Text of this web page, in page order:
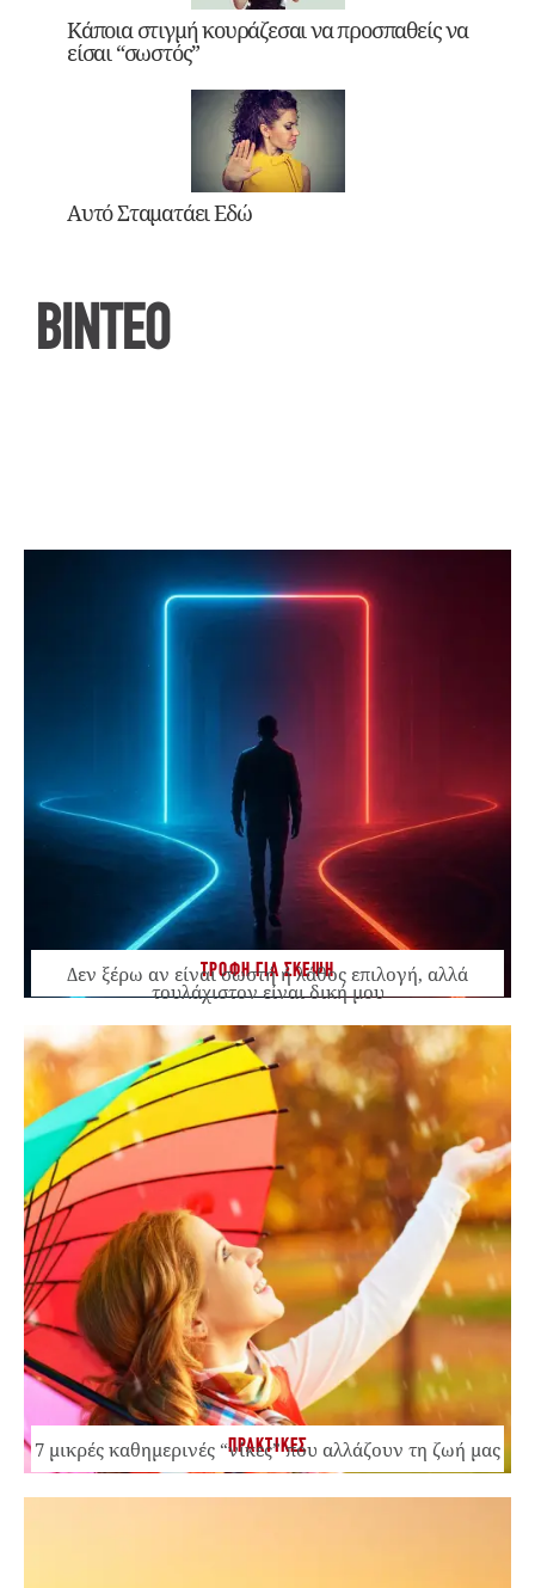
Κάποια στιγμή κουράζεσαι να προσπαθείς να
είσαι “σωστός”
Αυτό Σταματάει Εδώ
ΒΙΝΤΕΟ
ΤΡΟΦΗ ΓΙΑ ΣΚΕΨΗ
Δεν ξέρω αν είναι σωστή ή λάθος επιλογή, αλλά
τουλάχιστον είναι δική μου
ΠΡΑΚΤΙΚΕΣ
7 μικρές καθημερινές “νίκες” που αλλάζουν τη ζωή μας